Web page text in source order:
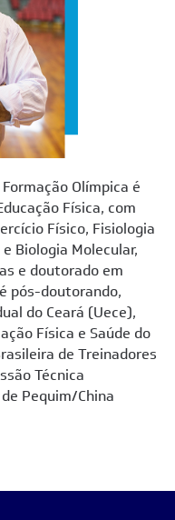
Olímpica é
Física, com
Físico, Fisiologia
Biologia Molecular,
e doutorado em
pós-doutorando,
do Ceará (Uece),
Física e Saúde do
de Treinadores
Técnica
Pequim/China